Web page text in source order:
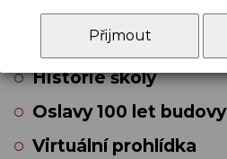
O ŠKOLE
Historie školy
Oslavy 100 let budovy
Virtuální prohlídka
Přijmout